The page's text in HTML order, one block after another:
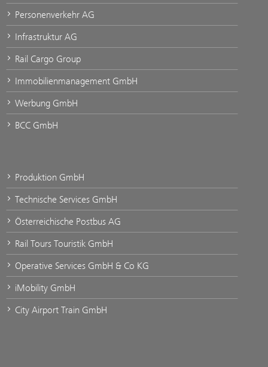
Personenverkehr AG
Infrastruktur AG
Rail Cargo Group
Immobilienmanagement GmbH
Werbung GmbH
BCC GmbH
Produktion GmbH
Technische Services GmbH
Österreichische Postbus AG
Rail Tours Touristik GmbH
Operative Services GmbH & Co KG
iMobility GmbH
City Airport Train GmbH